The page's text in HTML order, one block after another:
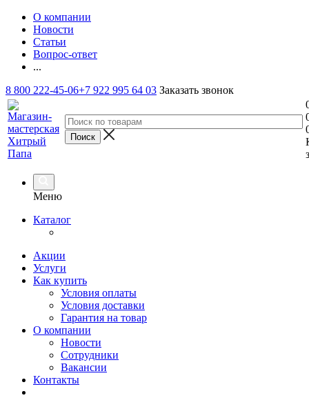
О компании
Новости
Статьи
Вопрос-ответ
...
8 800 222-45-06+7 922 995 64 03 Заказать звонок
Меню
Каталог
Акции
Услуги
Как купить
Условия оплаты
Условия доставки
Гарантия на товар
О компании
Новости
Сотрудники
Вакансии
Контакты